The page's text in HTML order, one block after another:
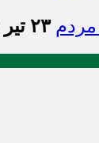
۲۳ تیر ۱۴۰۵ - ۱۸:۲۸